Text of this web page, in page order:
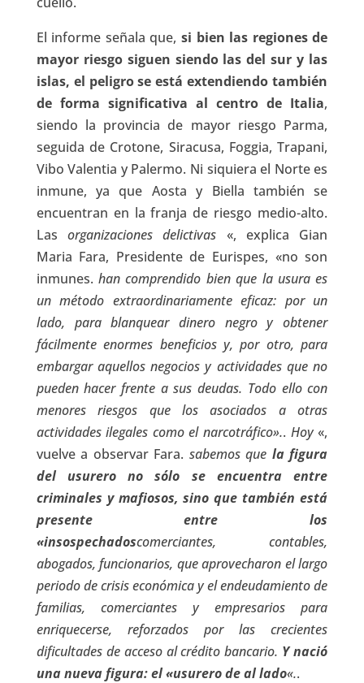
El informe señala que, si bien las regiones de
mayor riesgo siguen siendo las del sur y las
islas, el peligro se está extendiendo también
de forma significativa al centro de Italia,
siendo la provincia de mayor riesgo Parma,
seguida de Crotone, Siracusa, Foggia, Trapani,
Vibo Valentia y Palermo. Ni siquiera el Norte es
inmune, ya que Aosta y Biella también se
encuentran en la franja de riesgo medio-alto.
Lasorganizaciones delictivas «, explica Gian
Maria Fara, Presidente de Eurispes, «no son
inmunes.han comprendido bien que la usura es
un método extraordinariamente eficaz: por un
lado, para blanquear dinero negro y obtener
fácilmente enormes beneficios y, por otro, para
embargar aquellos negocios y actividades que no
pueden hacer frente a sus deudas. Todo ello con
menores riesgos que los asociados a otras
actividades ilegales como el narcotráfico».. Hoy«,
vuelve a observar Fara. sabemos que la figura
del usurero no sólo se encuentra entre
criminales y mafiosos, sino que también está
presente entre los
«insospechadoscomerciantes, contables,
abogados, funcionarios, que aprovecharon el largo
periodo de crisis económica y el endeudamiento de
familias, comerciantes y empresarios para
enriquecerse, reforzados por las crecientes
dificultades de acceso al crédito bancario. Y nació
una nueva figura: el «usurero de al lado«..